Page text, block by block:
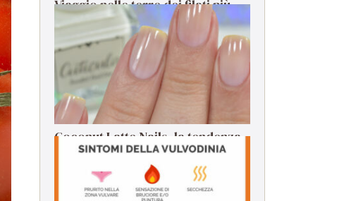
Viaggio nelle terre dei filati più
rari: dalle origini alla filatura
Coconut Latte Nails, la tendenza
da seguire per la manicure estiva